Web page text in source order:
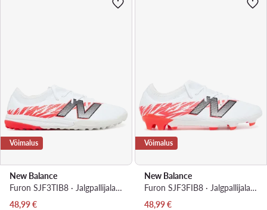
Võimalus
New Balance
Furon SJF3TIB8 · Jalgpallijalatsid
Praegune hind
48,99€
Võimalus
New Balance
Furon SJF3FIB8 · Jalgpallijalatsid
Praegune hind
48,99€